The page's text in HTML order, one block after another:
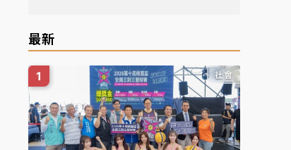
最新
社會